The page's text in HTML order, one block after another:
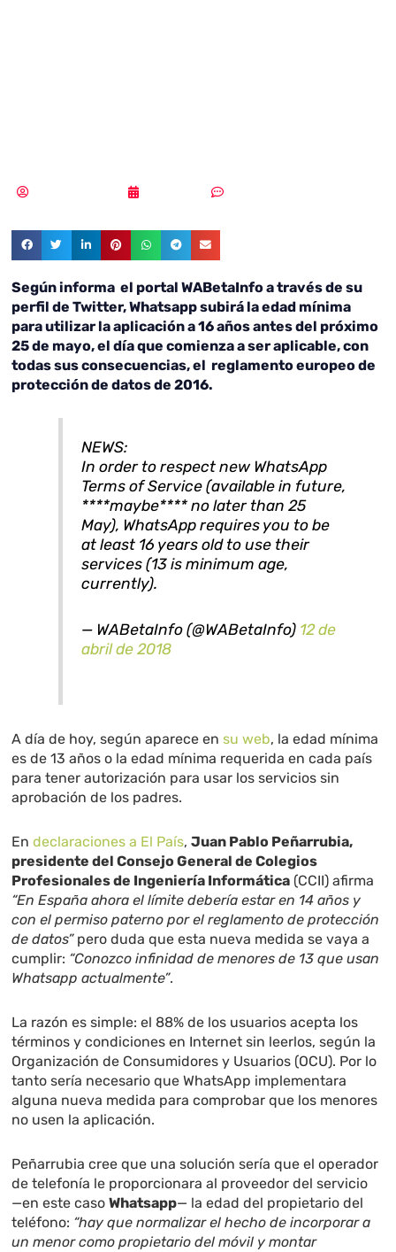
Según informa el portal WABetaInfo a través de su
perfil de Twitter, Whatsapp subirá la edad mínima
para utilizar la aplicación a 16 años antes del próximo
25 de mayo, el día que comienza a ser aplicable, con
todas sus consecuencias, el reglamento europeo de
protección de datos de 2016.
NEWS:
In order to respect new WhatsApp
Terms of Service (available in future,
****maybe**** no later than 25
May), WhatsApp requires you to be
at least 16 years old to use their
services (13 is minimum age,
currently).
— WABetaInfo (@WABetaInfo) 12 de
abril de 2018
A día de hoy, según aparece ensu web, la edad mínima
es de 13 años o la edad mínima requerida en cada país
para tener autorización para usar los servicios sin
aprobación de los padres.
Endeclaraciones a El País,Juan Pablo Peñarrubia,
presidente del Consejo General de Colegios
Profesionales de Ingeniería Informática (CCII) afirma
“En España ahora el límite debería estar en 14 años y
con el permiso paterno por el reglamento de protección
de datos”pero duda que esta nueva medida se vaya a
cumplir: “Conozco infinidad de menores de 13 que usan
Whatsapp actualmente”.
La razón es simple: el 88% de los usuarios acepta los
términos y condiciones en Internet sin leerlos, según la
Organización de Consumidores y Usuarios (OCU). Por lo
tanto sería necesario que WhatsApp implementara
alguna nueva medida para comprobar que los menores
no usen la aplicación.
Peñarrubia cree que una solución sería que el operador
de telefonía le proporcionara al proveedor del servicio
—en este casoWhatsapp— la edad del propietario del
teléfono: “hay que normalizar el hecho de incorporar a
un menor como propietario del móvil y montar